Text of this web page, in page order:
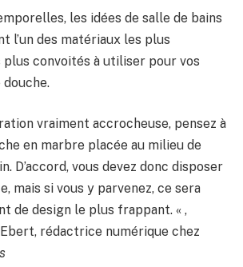
les idées de salle de bains
l’un des matériaux les plus
convoités à utiliser pour vos
douche.
vraiment accrocheuse, pensez à
en marbre placée au milieu de
D’accord, vous devez donc disposer
mais si vous y parvenez, ce sera
de design le plus frappant. « ,
rédactrice numérique chez